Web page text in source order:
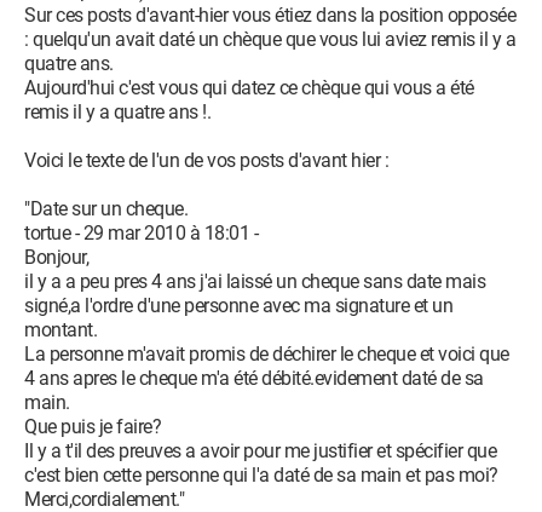
Sur ces posts d'avant-hier vous étiez dans la position opposée
: quelqu'un avait daté un chèque que vous lui aviez remis il y a
quatre ans.
Aujourd'hui c'est vous qui datez ce chèque qui vous a été
remis il y a quatre ans !.
Voici le texte de l'un de vos posts d'avant hier :
"Date sur un cheque.
tortue - 29 mar 2010 à 18:01 -
Bonjour,
il y a a peu pres 4 ans j'ai laissé un cheque sans date mais
signé,a l'ordre d'une personne avec ma signature et un
montant.
La personne m'avait promis de déchirer le cheque et voici que
4 ans apres le cheque m'a été débité.evidement daté de sa
main.
Que puis je faire?
Il y a t'il des preuves a avoir pour me justifier et spécifier que
c'est bien cette personne qui l'a daté de sa main et pas moi?
Merci,cordialement."